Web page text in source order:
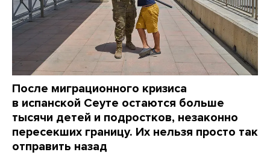
После миграционного кризиса
в испанской Сеуте остаются больше
тысячи детей и подростков, незаконно
пересекших границу. Их нельзя просто так
отправить назад